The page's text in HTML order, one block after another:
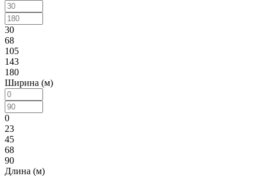
30
68
105
143
180
Ширина (м)
0
23
45
68
90
Длина (м)